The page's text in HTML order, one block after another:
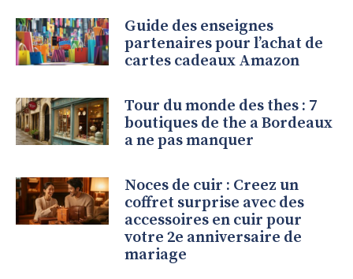
Guide des enseignes
partenaires pour l’achat de
cartes cadeaux Amazon
Tour du monde des thes : 7
boutiques de the a Bordeaux
a ne pas manquer
Noces de cuir : Creez un
coffret surprise avec des
accessoires en cuir pour
votre 2e anniversaire de
mariage